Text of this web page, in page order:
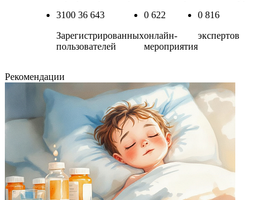
3100 36 643
Зарегистрированных
пользователей
0 622
онлайн-
мероприятия
0 816
экспертов
Рекомендации